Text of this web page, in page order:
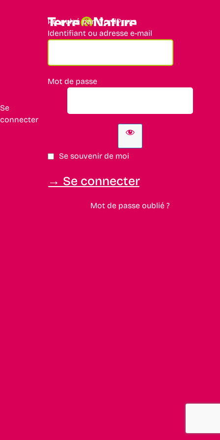
Se
connecter
Propulsé par WordPress
Identifiant ou adresse e-mail
Mot de passe
Se souvenir de moi
Mot de passe oublié ?